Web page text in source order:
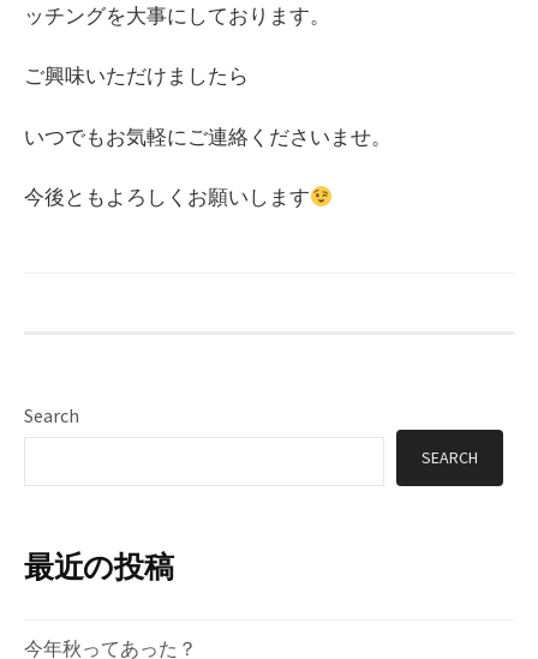
ッチングを大事にしております。
ご興味いただけましたら
いつでもお気軽にご連絡くださいませ。
今後ともよろしくお願いします
Search
SEARCH
最近の投稿
今年秋ってあった？